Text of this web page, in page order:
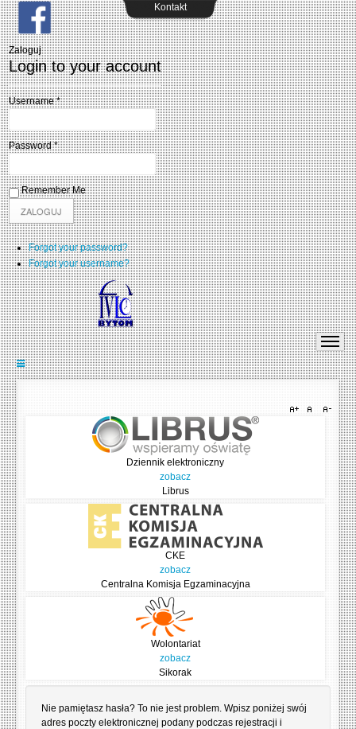
Kontakt
Zaloguj
Login to your account
Username *
Password *
Remember Me
Forgot your password?
Forgot your username?
Dziennik elektroniczny
zobacz
Librus
CKE
zobacz
Centralna Komisja Egzaminacyjna
Wolontariat
zobacz
Sikorak
Nie pamiętasz hasła? To nie jest problem. Wpisz poniżej swój
adres poczty elektronicznej podany podczas rejestracji i